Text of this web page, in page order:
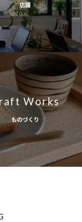
店舗
Works
ものづくり